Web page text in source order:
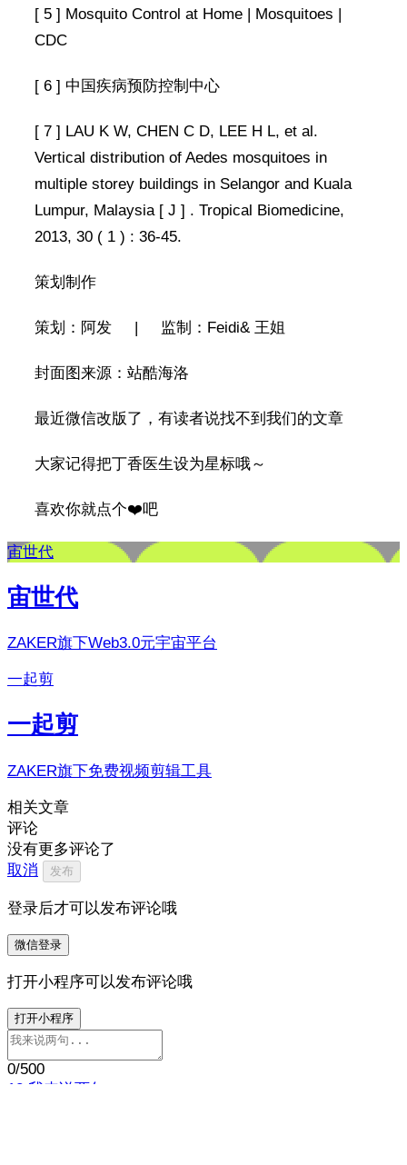
[ 5 ] Mosquito Control at Home | Mosquitoes |
CDC
[ 6 ] 中国疾病预防控制中心
[ 7 ] LAU K W, CHEN C D, LEE H L, et al.
Vertical distribution of Aedes mosquitoes in
multiple storey buildings in Selangor and Kuala
Lumpur, Malaysia [ J ] . Tropical Biomedicine,
2013, 30 ( 1 ) : 36-45.
策划制作
策划：阿发 | 监制：Feidi& 王姐
封面图来源：站酷海洛
最近微信改版了，有读者说找不到我们的文章
大家记得把丁香医生设为星标哦～
喜欢你就点个❤️吧
宙世代
宙世代
ZAKER旗下Web3.0元宇宙平台
一起剪
一起剪
ZAKER旗下免费视频剪辑工具
相关文章
评论
没有更多评论了
取消
发布
登录后才可以发布评论哦
微信登录
打开小程序可以发布评论哦
打开小程序
0/500
12 我来说两句…